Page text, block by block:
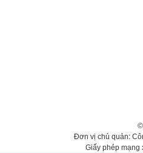
Đơn vị chủ quản:
Giấy phép mạng